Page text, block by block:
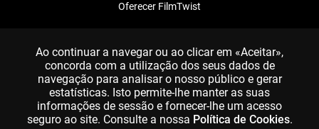
Oferecer FilmTwist
Ao continuar a navegar ou ao clicar em «Aceitar»,
concorda com a utilização dos seus dados de
navegação para analisar o nosso público e gerar
estatísticas. Isto permite-lhe manter as suas
informações de sessão e fornecer-lhe um acesso
seguro ao site. Consulte a nossa Política de Cookies.